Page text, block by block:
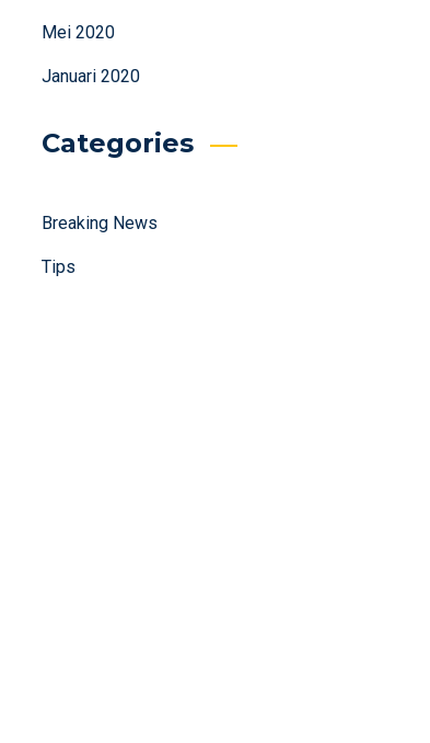
Mei 2020
Januari 2020
Categories
Breaking News
Tips